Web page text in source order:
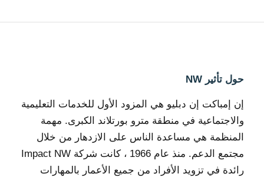
حول تأثير NW
إن إمباكت إن دبليو هي المزود الأول للخدمات التعليمية
والاجتماعية في منطقة مترو بورتلاند الكبرى. مهمة
المنظمة هي مساعدة الناس على الازدهار من خلال
مجتمع الدعم. منذ عام 1966 ، كانت شركة Impact NW
رائدة في تزويد الأفراد من جميع الأعمار بالمهارات